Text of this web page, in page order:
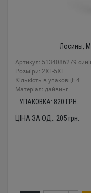
Лосины,
Артикул: 5134086279
Розміри: 2XL-5XL
Кількість в упаковці: 4
Mатеріал: дайвинг
УПАКОВКА: 820 ГРН.
ЦІНА ЗА ОД.: 205грн.